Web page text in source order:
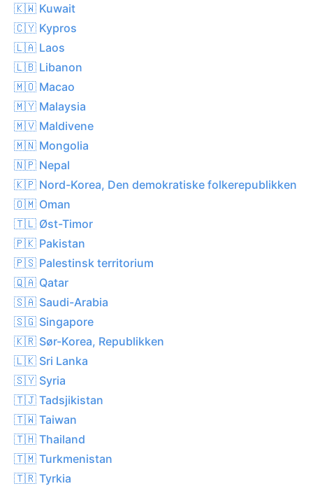
🇰🇼 Kuwait
🇨🇾 Kypros
🇱🇦 Laos
🇱🇧 Libanon
🇲🇴 Macao
🇲🇾 Malaysia
🇲🇻 Maldivene
🇲🇳 Mongolia
🇳🇵 Nepal
🇰🇵 Nord-Korea, Den demokratiske folkerepublikken
🇴🇲 Oman
🇹🇱 Øst-Timor
🇵🇰 Pakistan
🇵🇸 Palestinsk territorium
🇶🇦 Qatar
🇸🇦 Saudi-Arabia
🇸🇬 Singapore
🇰🇷 Sør-Korea, Republikken
🇱🇰 Sri Lanka
🇸🇾 Syria
🇹🇯 Tadsjikistan
🇹🇼 Taiwan
🇹🇭 Thailand
🇹🇲 Turkmenistan
🇹🇷 Tyrkia